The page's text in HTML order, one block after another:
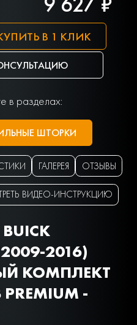
КУПИТЬ В 1 КЛИК
в разделах:
ШТОРКИ
ГАЛЕРЕЯ ОТЗЫВЫ
ВИДЕО-ИНСТРУКЦИЮ
2016)
КОМПЛЕКТ
-